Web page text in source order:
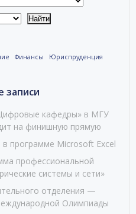
Финансы Юриспруденция
записи
кафедры» в МГУ
на финишную прямую
программе Microsoft Excel
профессиональной
системы и сети»
отделения —
Олимпиады